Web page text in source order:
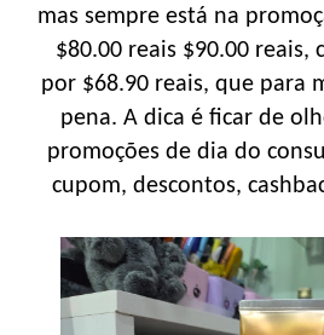
mas sempre está na
$80.00 reais $90.00 reais,
por $68.90 reais, que para
pena. A dica é ficar de
promoções de dia do
cupom, descontos,